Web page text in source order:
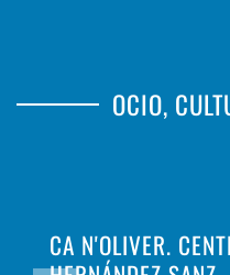
OCIO,
CA N'OLIVER.